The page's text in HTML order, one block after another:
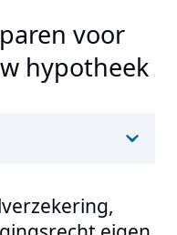
voor
hypotheek